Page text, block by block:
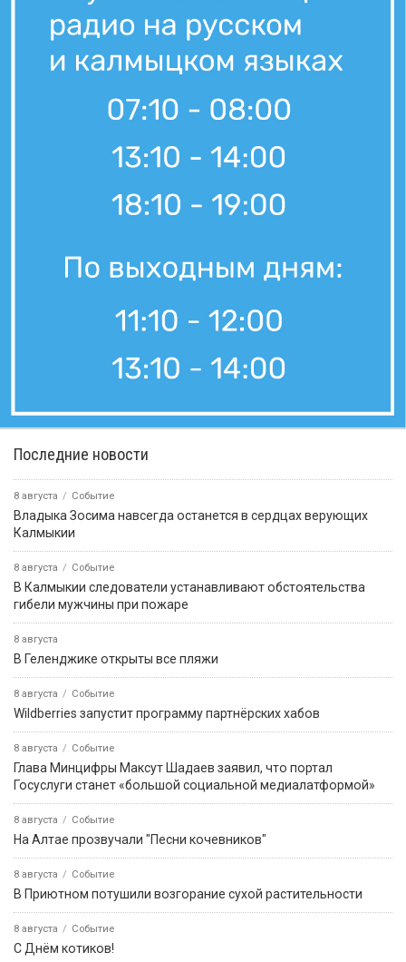
Последние новости
8 августа Событие
Владыка Зосима навсегда останется в сердцах верующих
Калмыкии
8 августа Событие
В Калмыкии следователи устанавливают обстоятельства
гибели мужчины при пожаре
8 августа
В Геленджике открыты все пляжи
8 августа Событие
Wildberries запустит программу партнёрских хабов
8 августа Событие
Глава Минцифры Максут Шадаев заявил, что портал
Госуслуги станет «большой социальной медиалатформой»
8 августа Событие
На Алтае прозвучали "Песни кочевников"
8 августа Событие
В Приютном потушили возгорание сухой растительности
8 августа Событие
С Днём котиков!